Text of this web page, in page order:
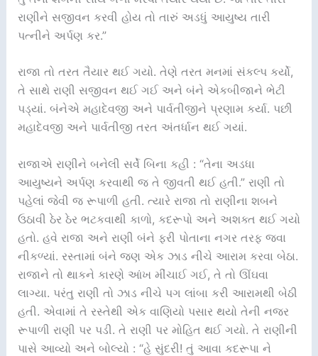
રાણીને સજીવન કરવી હોય તો તારું અડધું આયુષ્ય તારી
પત્નીને અર્પણ કર.”
રાજા તો તરત તૈયાર થઈ ગયો. તેણે તરત મનમાં સંકલ્પ કર્યો,
તે સાથે રાણી સજીવન થઈ ગઈ અને બંને એકબીજાને ભેટી
પડ્યાં. બંનેએ મહાદેવજી અને પાર્વતીજીને પ્રણામ કર્યા. પછી
મહાદેવજી અને પાર્વતીજી તરત અંતર્ધાન થઈ ગયાં.
રાજાએ રાણીને બનેલી સર્વે બિના કહી : “તેના અડધા
આયુષ્યને અર્પણ કરવાથી જ તે જીવતી થઈ હતી.” રાણી તો
પહેલાં જેવી જ રૂપાળી હતી. ત્યારે રાજા તો રાણીના શબને
ઉઠાવી ઠેર ઠેર ભટકવાથી કાળો, કદરૂપો અને અશક્ત થઈ ગયો
હતો. હવે રાજા અને રાણી બંને ફરી પોતાના નગર તરફ જવા
નીકળ્યાં. રસ્તામાં બંને જણ એક ઝાડ નીચે આરામ કરવા બેઠા.
રાજાને તો થાકને કારણે આંખ મીંચાઈ ગઈ, તે તો ઊંઘવા
લાગ્યા. પરંતુ રાણી તો ઝાડ નીચે પગ લાંબા કરી આરામથી બેઠી
હતી. એવામાં તે રસ્તેથી એક વાણિયો પસાર થયો તેની નજર
રૂપાળી રાણી પર પડી. તે રાણી પર મોહિત થઈ ગયો. તે રાણીની
પાસે આવ્યો અને બોલ્યો : “હે સુંદરી! તું આવા કદરૂપા ને